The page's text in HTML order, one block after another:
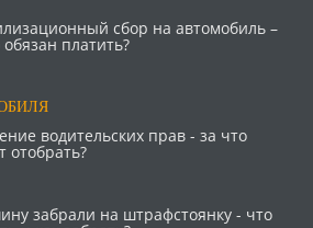
сбор на автомобиль –
обязан платить?
водительских прав - за что
отобрать?
забрали на штрафстоянку - что